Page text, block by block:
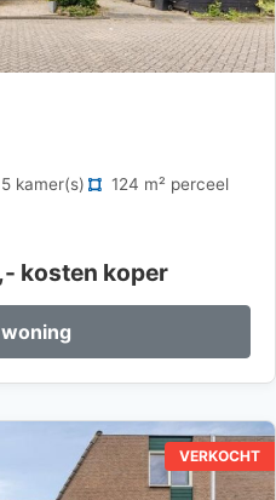
5 kamer(s) 124 m² perceel
kosten koper
VERKOCHT